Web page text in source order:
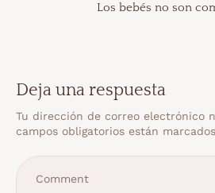
Los bebés no son
Deja una respuesta
Tu dirección de correo electrónico
campos obligatorios están